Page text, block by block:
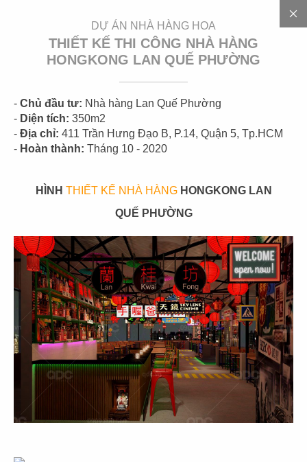
DỰ ÁN NHÀ HÀNG HOA
THIẾT KẾ THI CÔNG NHÀ HÀNG
HONGKONG LAN QUẾ PHƯỜNG
- Chủ đầu tư: Nhà hàng Lan Quế Phường
- Diện tích: 350m2
- Địa chỉ: 411 Trần Hưng Đạo B, P.14, Quận 5, Tp.HCM
- Hoàn thành: Tháng 10 - 2020
HÌNH THIẾT KẾ NHÀ HÀNGHONGKONG LAN
QUẾ PHƯỜNG
D Ự Á
NHÀ HÀNG HOA
Đặc trưng củanhà hàng Trung Hoalà phong cách thiết
kế đậm chất cổ điển mang nét đẹp truyền thống và nền
văn hóa lâu đời. Chính vì vậy, Trung Hoa được xem là
chiếc nôi của văn hóa ẩm thực Châu Á bởi sự đa dạng
từ món ăn đến sự sang trọng, tinh tế về không gian ẩm
thực. Bằng những vật liệu nội thất gỗ tự nhiên cùng với
các bức tranh trang trí hoa văn từ tre, trúc... tạo cho thực
khách cảm giác yên tĩnh, thư thái, gần gũi như được
thưởng thức tại nhà hàng bản địa. Màu sắc chủ đạo của
thiết kế nhà hàng Hoa thưởng mang yếu tố phong thủy
hạnh phúc, may mắn, thành công và giúp chủ đầu tư